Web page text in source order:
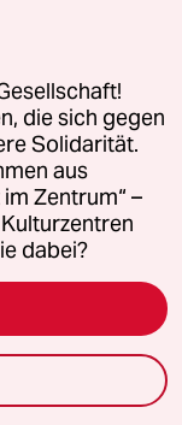
die sich gegen
Solidarität.
aus
Zentrum“ –
dabei?